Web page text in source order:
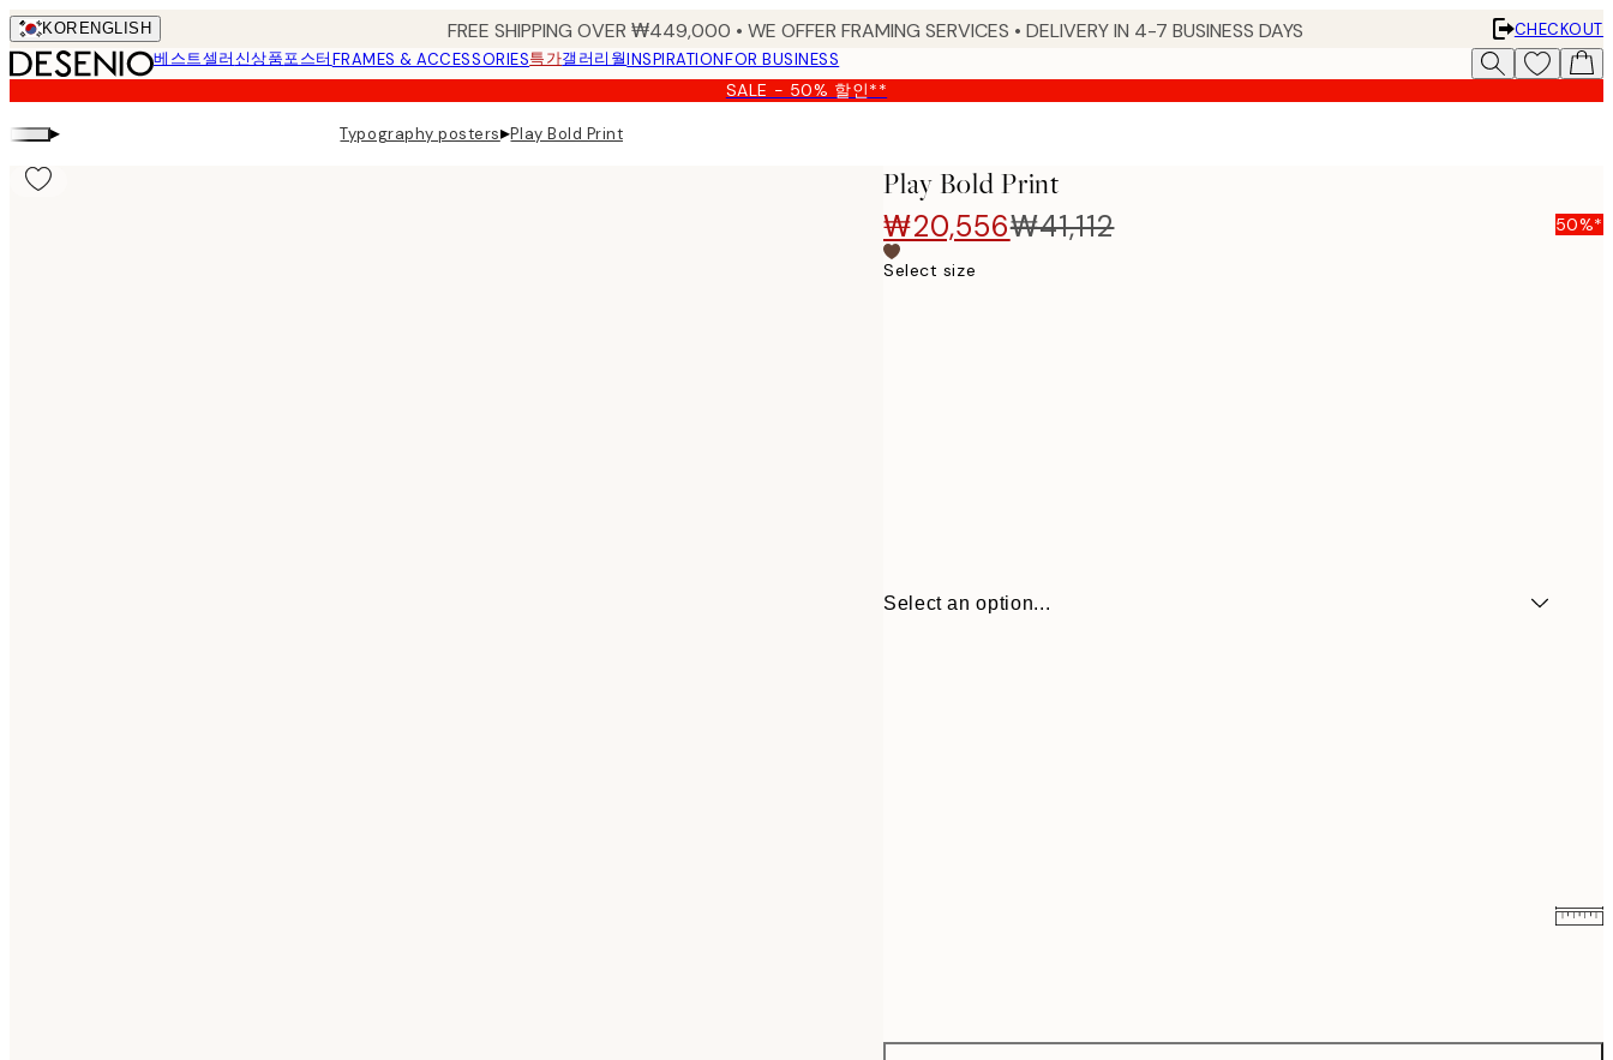
Skip
to
main
content.
KOR ENGLISH FREE SHIPPING OVER ₩449,000 • WE OFFER FRAMING SERVICES • DELIVERY IN 4-7 BUSINESS DAYS
CHECKOUT
베스트셀러신상품포스터FRAMES & ACCESSORIES특가갤러리월INSPIRATIONFOR BUSINESS
SALE - 50% 할인**
▸ Typography posters▸Play Bold Print
Play Bold Print
₩20,556₩41,112 50%*
Select size
Select an option...
₩54,863